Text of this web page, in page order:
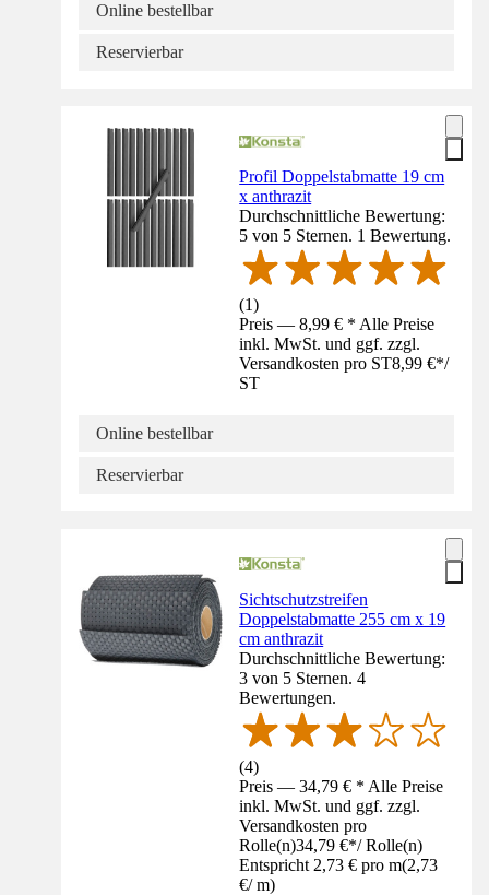
Online bestellbar
Reservierbar
Profil Doppelstabmatte 19 cm
x anthrazit
Durchschnittliche Bewertung:
5 von 5 Sternen. 1 Bewertung.
(1)
Preis — 8,99 € * Alle Preise
inkl. MwSt. und ggf. zzgl.
Versandkosten pro ST8,99 €*/
ST
Online bestellbar
Reservierbar
Sichtschutzstreifen
Doppelstabmatte 255 cm x 19
cm anthrazit
Durchschnittliche Bewertung:
3 von 5 Sternen. 4
Bewertungen.
(4)
Preis — 34,79 € * Alle Preise
inkl. MwSt. und ggf. zzgl.
Versandkosten pro
Rolle(n)34,79 €*/ Rolle(n)
Entspricht 2,73 € pro m(2,73
€/ m)